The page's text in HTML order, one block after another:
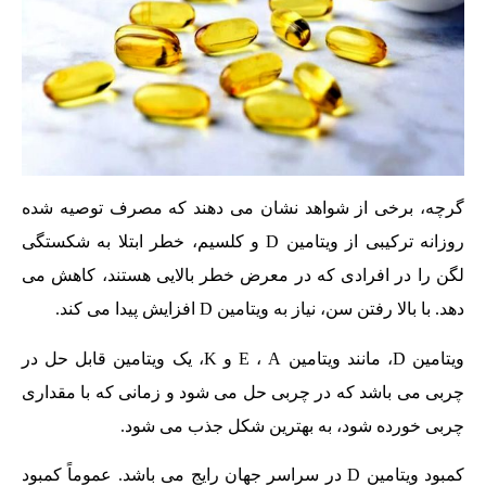
گرچه، برخی از شواهد نشان می دهند که مصرف توصیه شده
روزانه ترکیبی از ویتامین D و کلسیم، خطر ابتلا به شکستگی
لگن را در افرادی که در معرض خطر بالایی هستند، کاهش می
دهد. با بالا رفتن سن، نیاز به ویتامین D افزایش پیدا می کند.
ویتامین D، مانند ویتامین E ، A و K، یک ویتامین قابل حل در
چربی می باشد که در چربی حل می شود و زمانی که با مقداری
چربی خورده شود، به بهترین شکل جذب می شود.
کمبود ویتامین D در سراسر جهان رایج می باشد. عموماً کمبود